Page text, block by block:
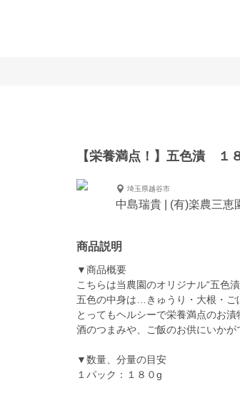
【栄養満点！】五色漬 １
埼玉県越谷市
中島瑞貴 | (有)楽農三恵
商品説明
▼商品概要
こちらは当農園のオリジナル“五色漬
五色の中身は…きゅうり・大根・ご
とってもヘルシーで栄養満点のお漬
酒のつまみや、ご飯のお供にいかが
▼数量、分量の目安
１パック：１８０g